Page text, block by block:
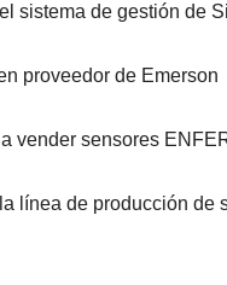
sistema de gestión de
proveedor de Emerson
vender sensores
línea de producción de